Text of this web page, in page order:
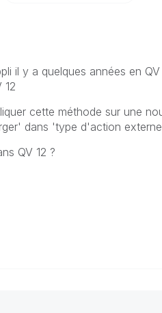
il y a quelques années en
12
cette méthode sur une
dans 'type d'action
QV 12 ?